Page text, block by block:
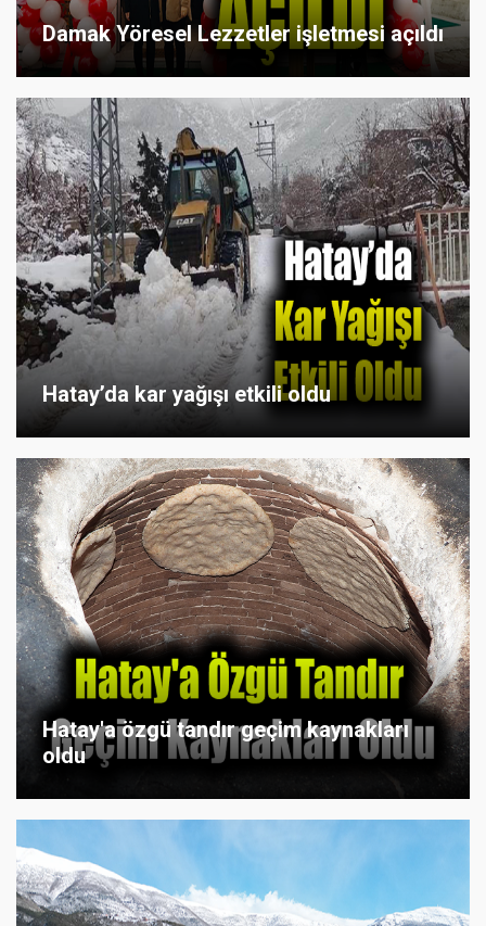
Damak Yöresel Lezzetler işletmesi açıldı
Hatay’da kar yağışı etkili oldu
Hatay'a özgü tandır geçim kaynakları
oldu